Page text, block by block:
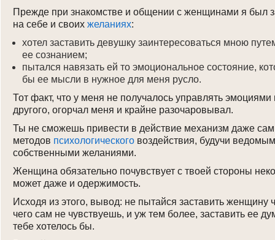
Прежде при знакомстве и общении с женщинами я был
на себе и своих желаниях:
хотел заставить девушку заинтересоваться мною
ее сознанием;
пытался навязать ей то эмоциональное состояние,
бы ее мысли в нужное для меня русло.
Тот факт, что у меня не получалось управлять
другого, огорчал меня и крайне разочаровывал.
Ты не сможешь привести в действие механизм даже
методов психологического воздействия, будучи
собственными желаниями.
Женщина обязательно почувствует с твоей стороны
может даже и одержимость.
Исходя из этого, вывод: не пытайся заставить женщину
чего сам не чувствуешь, и уж тем более, заставить ее
тебе хотелось бы.